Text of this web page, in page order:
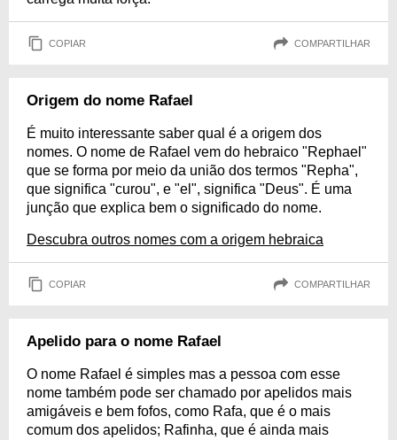
COPIAR COMPARTILHAR
Origem do nome Rafael
É muito interessante saber qual é a origem dos
nomes. O nome de Rafael vem do hebraico "Rephael"
que se forma por meio da união dos termos "Repha",
que significa "curou", e "el", significa "Deus". É uma
junção que explica bem o significado do nome.
Descubra outros nomes com a origem hebraica
COPIAR COMPARTILHAR
Apelido para o nome Rafael
O nome Rafael é simples mas a pessoa com esse
nome também pode ser chamado por apelidos mais
amigáveis e bem fofos, como Rafa, que é o mais
comum dos apelidos; Rafinha, que é ainda mais